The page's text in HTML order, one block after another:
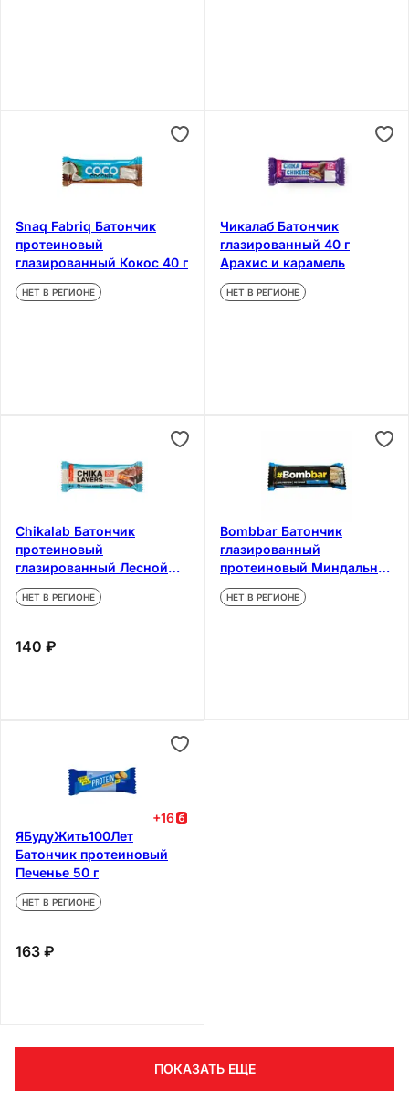
Snaq Fabriq Батончик
протеиновый
глазированный Кокос 40 г
НЕТ В РЕГИОНЕ
Чикалаб Батончик
глазированный 40 г
Арахис и карамель
НЕТ В РЕГИОНЕ
Chikalab Батончик
протеиновый
глазированный Лесной
орех и карамель 60 г
НЕТ В РЕГИОНЕ
140 ₽
Bombbar Батончик
глазированный
протеиновый Миндально-
Кокосовый торт 40 г
НЕТ В РЕГИОНЕ
+16
ЯБудуЖить100Лет
Батончик протеиновый
Печенье 50 г
НЕТ В РЕГИОНЕ
163 ₽
ПОКАЗАТЬ ЕЩЕ